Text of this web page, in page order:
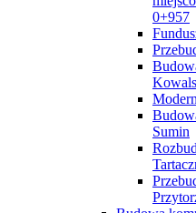
0+957
Sumin